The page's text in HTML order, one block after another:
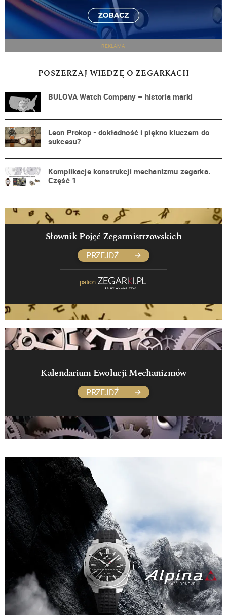
REKLAMA
POSZERZAJ WIEDZĘ O ZEGARKACH
BULOVA Watch Company – historia marki
Leon Prokop - dokładność i piękno kluczem do
sukcesu?
Komplikacje konstrukcji mechanizmu zegarka.
Część 1
Słownik Pojęć Zegarmistrzowskich
PRZEJDŹ
patron
Kalendarium Ewolucji Mechanizmów
PRZEJDŹ